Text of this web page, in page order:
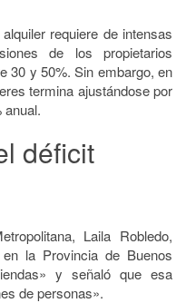
requiere de intensas
de los propietarios
30 y 50%. Sin embargo, en
termina ajustándose por
anual.
déficit
Laila Robledo,
la Provincia de Buenos
y señaló que esa
de personas».